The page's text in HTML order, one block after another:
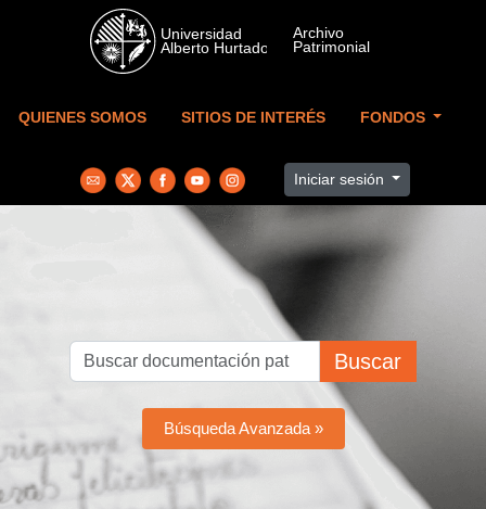
Skip to main content
QUIENES SOMOS SITIOS DE INTERÉS FONDOS
Iniciar sesión
Buscar
Búsqueda Avanzada »